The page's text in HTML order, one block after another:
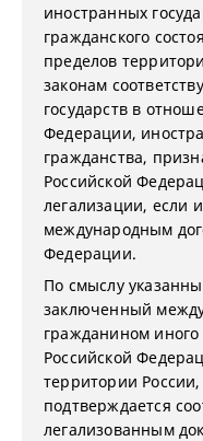
иностранных
гражданского
пределов
законам
государств в
Федерации,
гражданства,
Российской
легализации, если
международным
Федерации.
По смыслу
заключенный
гражданином иного
Российской
территории
подтверждается
легализованным